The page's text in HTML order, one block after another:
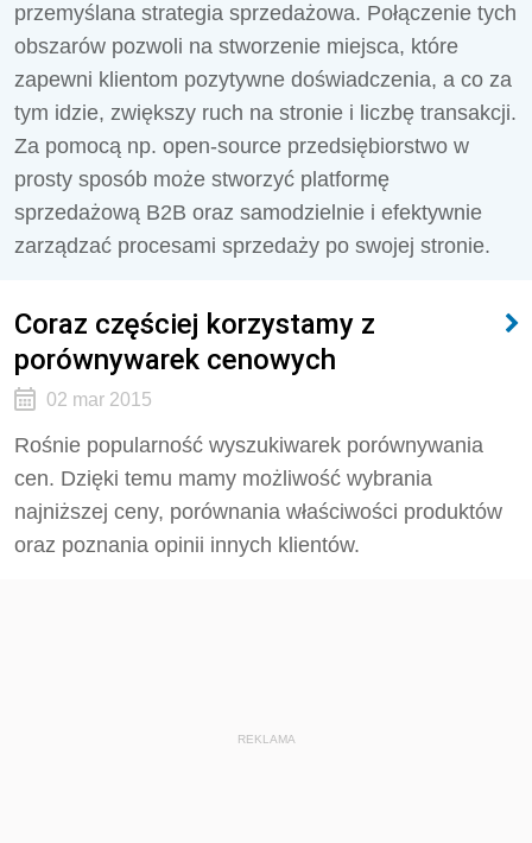
przemyślana strategia sprzedażowa. Połączenie tych
obszarów pozwoli na stworzenie miejsca, które
zapewni klientom pozytywne doświadczenia, a co za
tym idzie, zwiększy ruch na stronie i liczbę transakcji.
Za pomocą np. open-source przedsiębiorstwo w
prosty sposób może stworzyć platformę
sprzedażową B2B oraz samodzielnie i efektywnie
zarządzać procesami sprzedaży po swojej stronie.
Coraz częściej korzystamy z
porównywarek cenowych
02 mar 2015
Rośnie popularność wyszukiwarek porównywania
cen. Dzięki temu mamy możliwość wybrania
najniższej ceny, porównania właściwości produktów
oraz poznania opinii innych klientów.
REKLAMA